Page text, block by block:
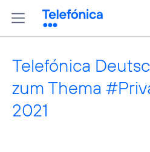
Telefónica
zum Thema
2021